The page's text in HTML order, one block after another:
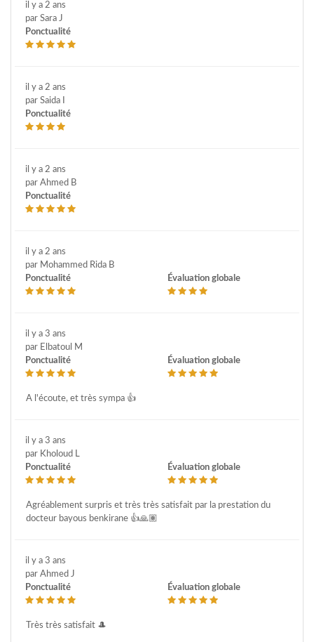
il y a 2 ans
par Sara J
Ponctualité
il y a 2 ans
par Saida I
Ponctualité
il y a 2 ans
par Ahmed B
Ponctualité
il y a 2 ans
par Mohammed Rida B
Ponctualité
Évaluation globale
il y a 3 ans
par Elbatoul M
Ponctualité
Évaluation globale
A l'écoute, et très sympa 👍
il y a 3 ans
par Kholoud L
Ponctualité
Évaluation globale
Agréablement surpris et très très satisfait par la prestation du
docteur bayous benkirane 👍🙏🏽
il y a 3 ans
par Ahmed J
Ponctualité
Évaluation globale
Très très satisfait 🎩